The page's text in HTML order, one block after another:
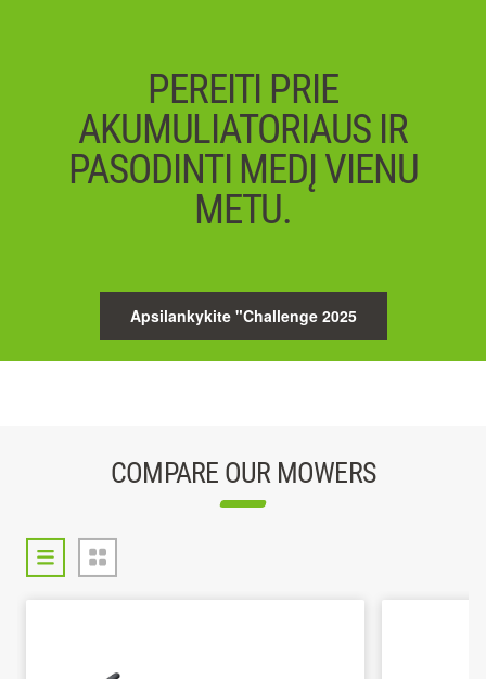
PEREITI PRIE
AKUMULIATORIAUS IR
PASODINTI MEDĮ VIENU
METU.
Apsilankykite "Challenge 2025
COMPARE OUR MOWERS